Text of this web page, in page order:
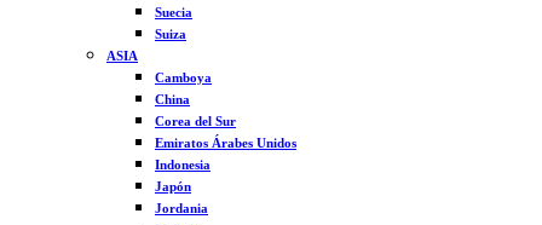
Suecia
Suiza
ASIA
Camboya
China
Corea del Sur
Emiratos Árabes Unidos
Indonesia
Japón
Jordania